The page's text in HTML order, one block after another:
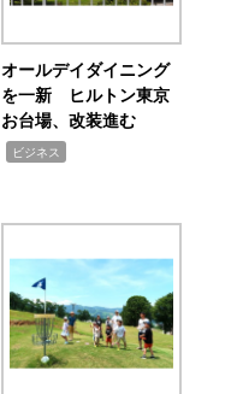
オールデイダイニング
を一新 ヒルトン東京
お台場、改装進む
ビジネス